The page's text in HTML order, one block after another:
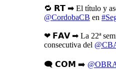
🔁 𝗥𝗧 ➡ El título y
@CordobaCB en
❤ 𝗙𝗔𝗩 ➡ La 22ª
consecutiva del
🗨 𝗖𝗢𝗠 ➡